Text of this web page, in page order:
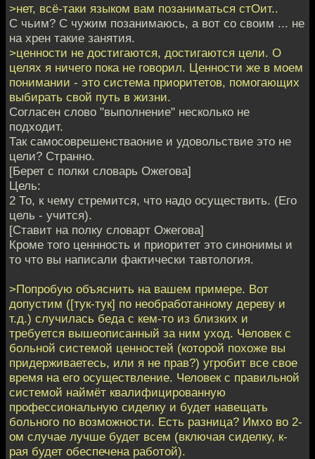
>нет, всё-таки языком вам позаниматься стОит..
С чьим? С чужим позанимаюсь, а вот со своим ... нe
на хрен такие занятия.
>ценности не достигаются, достигаются цели. О
целях я ничего пока не говорил. Ценности же в моем
понимании - это система приоритетов, помогающих
выбирать свой путь в жизни.
Согласен слово "выполнение" несколько не
подходит.
Так самосоврешенстваоние и удовольствие это не
цели? Странно.
[Берет с полки словарь Ожегова]
Цель:
2 То, к чему стремится, что надо осуществить. (Его
цель - учится).
[Ставит на полку словарт Ожегова]
Кроме того ценнность и приоритет это синонимы и
то что вы написали фактически тавтология.
>Попробую объяснить на вашем примере. Вот
допустим ([тук-тук] по необработанному дереву и
т.д.) случилась беда с кем-то из близких и
требуется вышеописанный за ним уход. Человек с
больной системой ценностей (которой похоже вы
придерживаетесь, или я не прав?) угробит все свое
время на его осуществление. Человек с правильной
системой наймёт квалифицированную
профессиональную сиделку и будет навещать
больного по возможности. Есть разница? Имхо во 2-
ом случае лучше будет всем (включая сиделку, к-
рая будет обеспечена работой).